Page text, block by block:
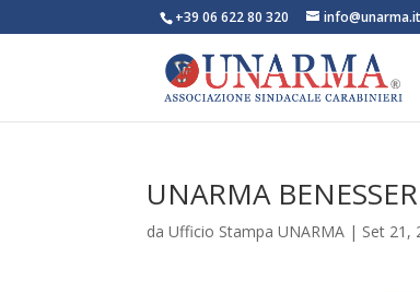
+39 06 622 80 320 info@unarma.it
UNARMA
daUfficio Stampa UNARMA | Set 21,